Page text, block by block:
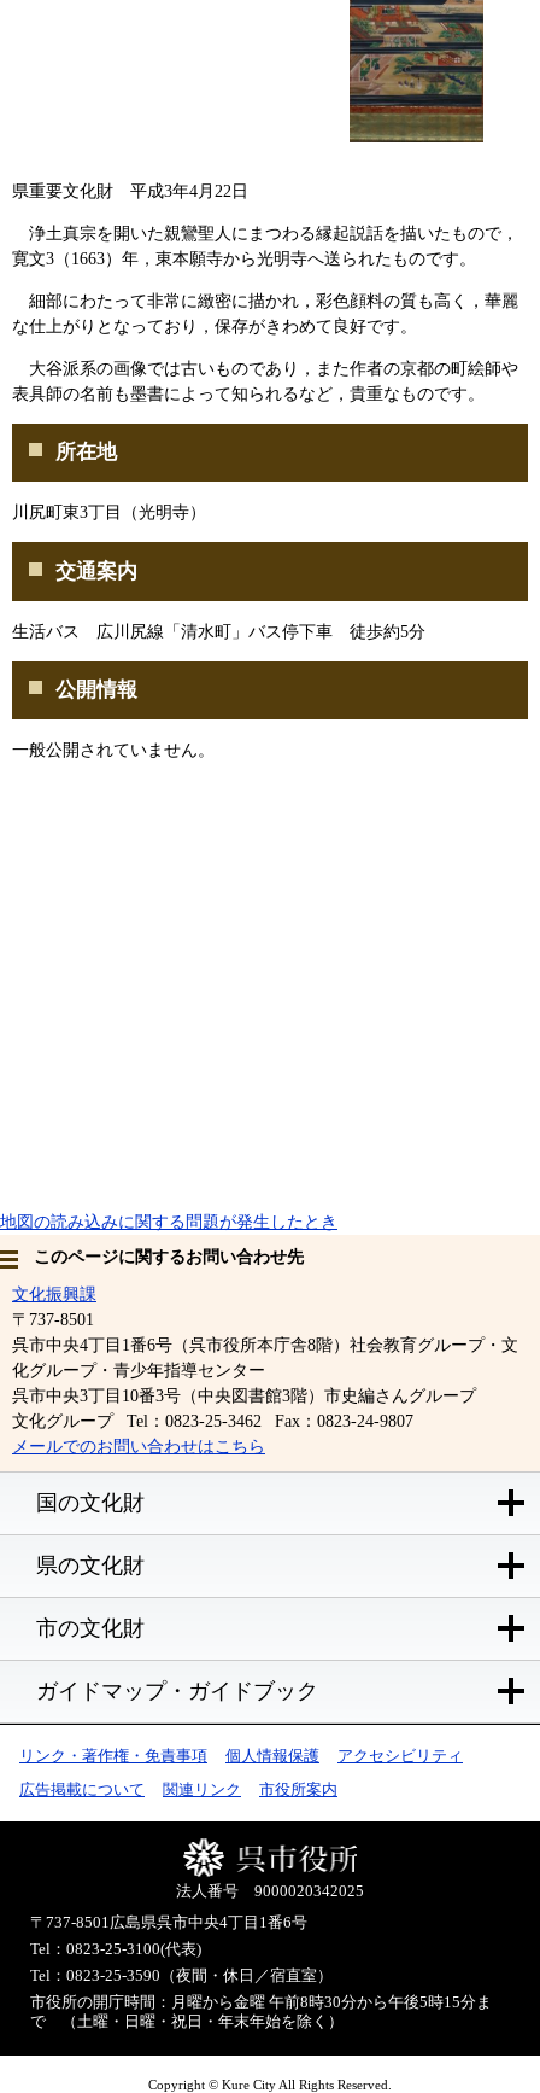
県重要文化財 平成3年4月22日
浄土真宗を開いた親鸞聖人にまつわる縁起説話を描いたもので，
寛文3（1663）年，東本願寺から光明寺へ送られたものです。
細部にわたって非常に緻密に描かれ，彩色顔料の質も高く，華麗
な仕上がりとなっており，保存がきわめて良好です。
大谷派系の画像では古いものであり，また作者の京都の町絵師や
表具師の名前も墨書によって知られるなど，貴重なものです。
所在地
川尻町東3丁目（光明寺）
交通案内
生活バス 広川尻線「清水町」バス停下車 徒歩約5分
公開情報
一般公開されていません。
地図の読み込みに関する問題が発生したとき
このページに関するお問い合わせ先
文化振興課
〒737-8501
呉市中央4丁目1番6号（呉市役所本庁舎8階）社会教育グループ・文
化グループ・青少年指導センター
呉市中央3丁目10番3号（中央図書館3階）市史編さんグループ
文化グループ
Tel：0823-25-3462
Fax：0823-24-9807
メールでのお問い合わせはこちら
国の文化財
県の文化財
市の文化財
ガイドマップ・ガイドブック
リンク・著作権・免責事項 個人情報保護
アクセシビリティ
広告掲載について
関連リンク 市役所案内
法人番号 9000020342025
〒737-8501 広島県呉市中央4丁目1番6号
Tel：0823-25-3100(代表)
Tel：0823-25-3590（夜間・休日／宿直室）
市役所の開庁時間：月曜から金曜 午前8時30分から午後5時15分ま
で （土曜・日曜・祝日・年末年始を除く）
Copyright © Kure City All Rights Reserved.